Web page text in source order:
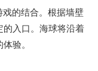
戏的结合。根据墙壁
的入口。海球将沿着
验。